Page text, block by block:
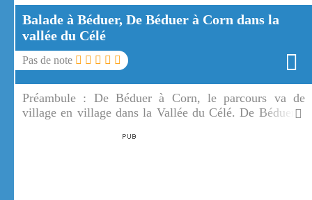
Balade à Béduer, De Béduer à Corn dans la
vallée du Célé
Pas de note
Préambule : De Béduer à Corn, le parcours va de
village en village dans la Vallée du Célé. De Béduer à